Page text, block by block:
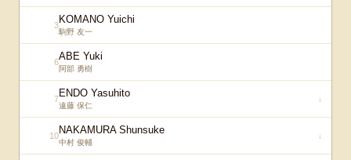
3KOMANO Yuichi
駒野 友一
6ABE Yuki
阿部 勇樹
7ENDO Yasuhito
遠藤 保仁
↓
10NAKAMURA Shunsuke
中村 俊輔
↓